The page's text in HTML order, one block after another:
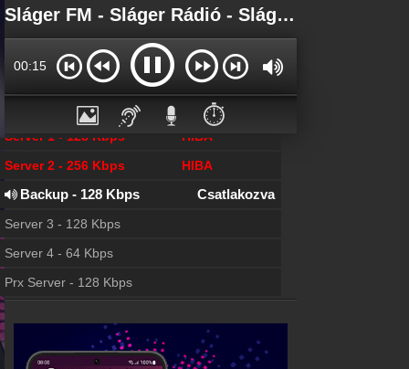
Főoldal
myonlineradio.hu
Bejelentkezés
Hozz létre saját fiókot!
Kapcsolat
Tudd meg mi szólt eddig
Archívum
Sláger FM korábbi adásai
Frekvenciák
Hírek
Rádiós partnerek
Sláger FM - Sláger Rádió - Sláger Rádió Online
00:15
⏱️
Server 1 - 128 Kbps
HIBA
Server 2 - 256 Kbps
HIBA
Backup - 128 Kbps Csatlakozva
Server 3 - 128 Kbps
Server 4 - 64 Kbps
Prx Server - 128 Kbps